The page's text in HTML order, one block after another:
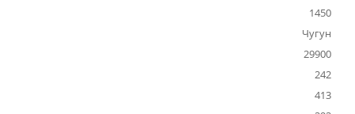
1450
Чугун
29900
242
413